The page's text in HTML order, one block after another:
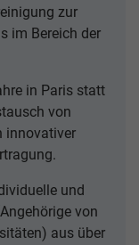
zur
im Bereich der
in Paris statt
von
innovativer
und
von
aus über